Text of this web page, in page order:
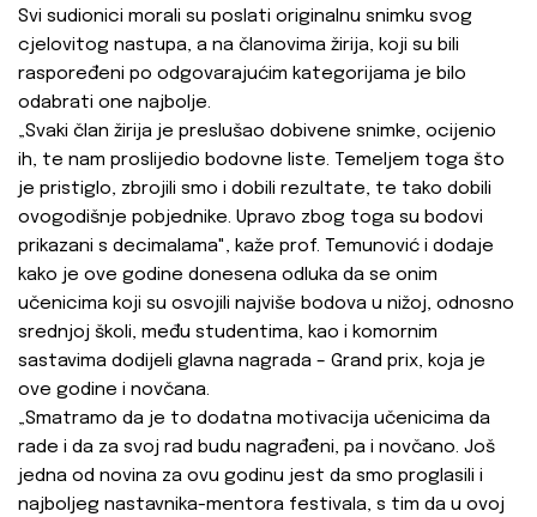
Svi sudionici morali su poslati originalnu snimku svog
cjelovitog nastupa, a na članovima žirija, koji su bili
raspoređeni po odgovarajućim kategorijama je bilo
odabrati one najbolje.
„Svaki član žirija je preslušao dobivene snimke, ocijenio
ih, te nam proslijedio bodovne liste. Temeljem toga što
je pristiglo, zbrojili smo i dobili rezultate, te tako dobili
ovogodišnje pobjednike. Upravo zbog toga su bodovi
prikazani s decimalama", kaže prof. Temunović i dodaje
kako je ove godine donesena odluka da se onim
učenicima koji su osvojili najviše bodova u nižoj, odnosno
srednjoj školi, među studentima, kao i komornim
sastavima dodijeli glavna nagrada – Grand prix, koja je
ove godine i novčana.
„Smatramo da je to dodatna motivacija učenicima da
rade i da za svoj rad budu nagrađeni, pa i novčano. Još
jedna od novina za ovu godinu jest da smo proglasili i
najboljeg nastavnika-mentora festivala, s tim da u ovoj